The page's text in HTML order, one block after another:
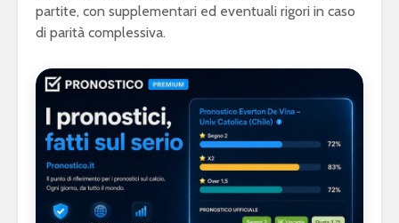
partite, con supplementari ed eventuali rigori in caso
di parità complessiva.